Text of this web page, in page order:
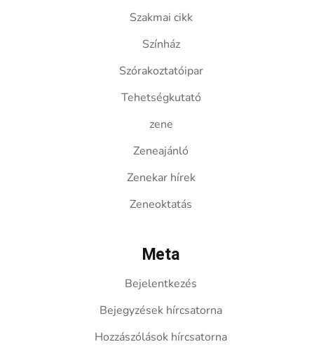
Szakmai cikk
Színház
Szórakoztatóipar
Tehetségkutató
zene
Zeneajánló
Zenekar hírek
Zeneoktatás
Meta
Bejelentkezés
Bejegyzések hírcsatorna
Hozzászólások hírcsatorna